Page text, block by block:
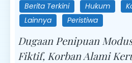
Berita Terkini Hukum
Lainnya
Peristiwa
Dugaan Penipuan
Fiktif, Korban Alami